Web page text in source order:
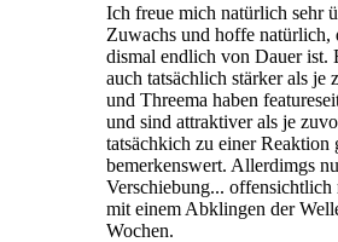
Ich freue mich natürlich sehr
Zuwachs und hoffe natürlich,
dismal endlich von Dauer ist.
auch tatsächlich stärker als je
und Threema haben
und sind attraktiver als je
tatsächkich zu einer Reaktion
bemerkenswert. Allerdimgs
Verschiebung... offensichtlich
mit einem Abklingen der
Wochen.